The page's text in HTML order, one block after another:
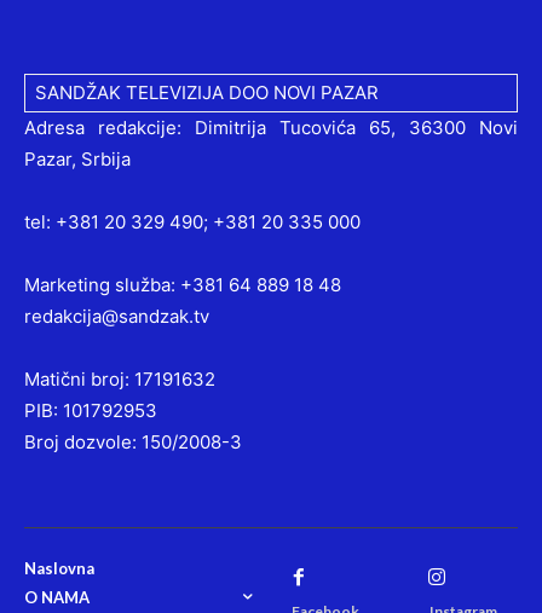
SANDŽAK TELEVIZIJA DOO NOVI PAZAR
Adresa redakcije: Dimitrija Tucovića 65, 36300 Novi
Pazar, Srbija
tel: +381 20 329 490; +381 20 335 000
Marketing služba: +381 64 889 18 48
redakcija@sandzak.tv
Matični broj: 17191632
PIB: 101792953
Broj dozvole: 150/2008-3
Naslovna
O NAMA